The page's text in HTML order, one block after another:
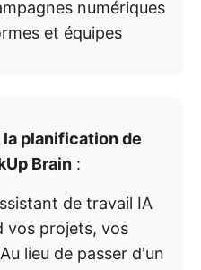
numériques
et équipes
la planification de
Brain :
de travail IA
vos projets, vos
lieu de passer d'un